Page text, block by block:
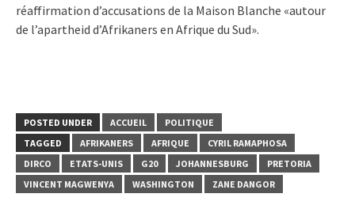
réaffirmation d’accusations de la Maison Blanche «autour
de l’apartheid d’Afrikaners en Afrique du Sud».
POSTED UNDER ACCUEIL
POLITIQUE
TAGGED
AFRIKANERS AFRIQUE
CYRIL RAMAPHOSA
DIRCO
ETATS-UNIS G20 JOHANNESBURG
PRETORIA
VINCENT MAGWENYA
WASHINGTON ZANE DANGOR